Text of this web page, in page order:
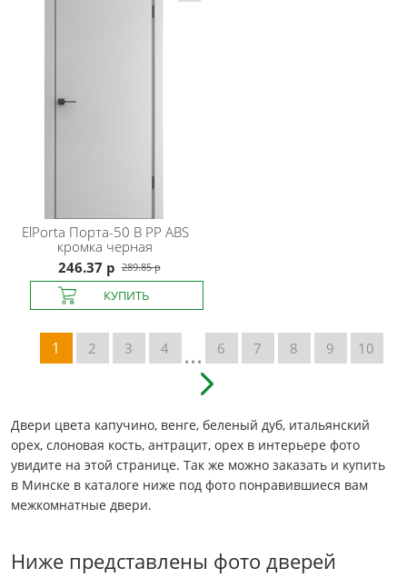
ElPorta Порта-50 B PP ABS
кромка черная
246.37 р 289.85 р
1 2 3 4 ... 6 7 8 9 10
Двери цвета капучино, венге, беленый дуб, итальянский
орех, слоновая кость, антрацит, орех в интерьере фото
увидите на этой странице. Так же можно заказать и купить
в Минске в каталоге ниже под фото понравившиеся вам
межкомнатные двери.
Ниже представлены фото дверей